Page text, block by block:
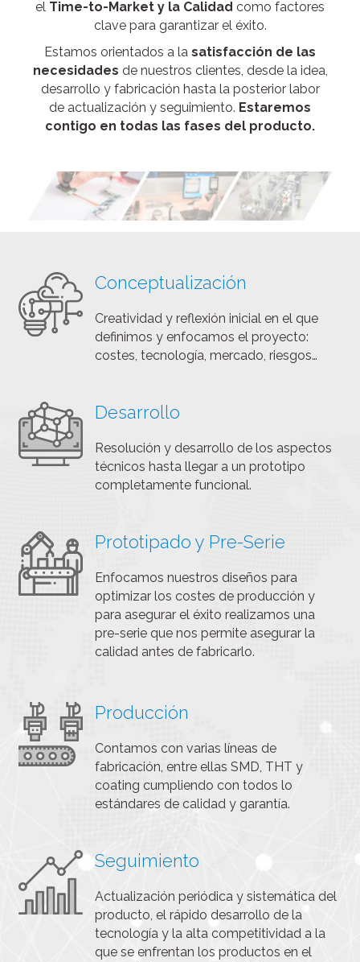
el Time-to-Market y la Calidad como factores
clave para garantizar el éxito.
Estamos orientados a la satisfacción de las
necesidades de nuestros clientes, desde la idea,
desarrollo y fabricación hasta la posterior labor
de actualización y seguimiento. Estaremos
contigo en todas las fases del producto.
Conceptualización
Creatividad y reflexión inicial en el que
definimos y enfocamos el proyecto:
costes, tecnología, mercado, riesgos…
Desarrollo
Resolución y desarrollo de los aspectos
técnicos hasta llegar a un prototipo
completamente funcional.
Prototipado y Pre-Serie
Enfocamos nuestros diseños para
optimizar los costes de producción y
para asegurar el éxito realizamos una
pre-serie que nos permite asegurar la
calidad antes de fabricarlo.
Producción
Contamos con varias líneas de
fabricación, entre ellas SMD, THT y
coating cumpliendo con todos lo
estándares de calidad y garantía.
Seguimiento
Actualización periódica y sistemática del
producto, el rápido desarrollo de la
tecnología y la alta competitividad a la
que se enfrentan los productos en el